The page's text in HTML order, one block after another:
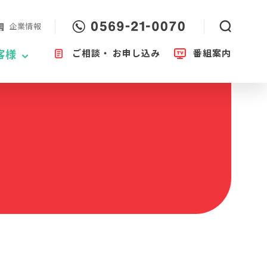
企業情報
様 ご相談・ お申し込み 番組案内